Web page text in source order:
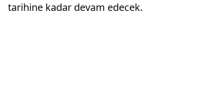
tarihine kadar devam edecek.